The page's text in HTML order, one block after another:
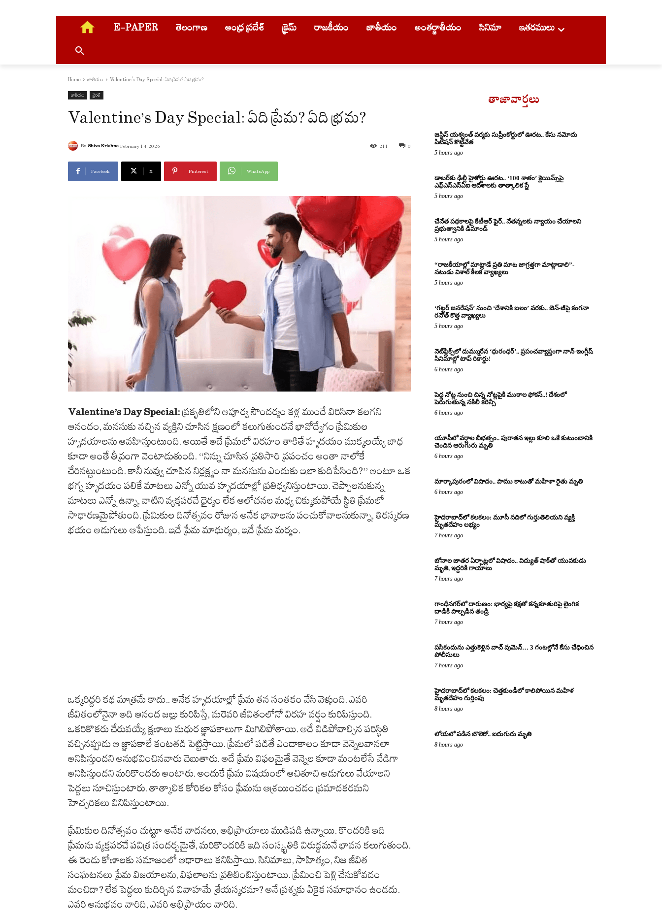
E-PAPER తెలంగాణ ఆంధ్ర ప్రదేశ్ క్రైమ్ రాజకీయం జాతీయం అంతర్జాతీయం సినిమా ఇతరములు
Home జాతీయం Valentine's Day Special: ఏది ప్రేమ? ఏది భ్రమ?
జాతీయం వైరల్
Valentine’s Day Special: ఏది ప్రేమ? ఏది భ్రమ?
By Shiva Krishna February 14, 2026 0
211
Facebook X Pinterest WhatsApp
Valentine’s Day Special: ప్రకృతిలోని అపూర్వ సౌందర్యం కళ్ల ముందే విరిసినా కలగని
ఆనందం, మనసుకు నచ్చిన వ్యక్తిని చూసిన క్షణంలో కలుగుతుందనే భావోద్వేగం ప్రేమికుల
హృదయాలను ఆవహిస్తుంటుంది. అయితే అదే ప్రేమలో విరహం తాకితే హృదయం ముక్కలయ్యే బాధ
కూడా అంతే తీవ్రంగా వెంటాడుతుంది. ‘‘నిన్ను చూసిన ప్రతిసారి ప్రపంచం అంతా నాలోకే
చేరినట్టుంటుంది. కానీ నువ్వు చూపిన నిర్లక్ష్యం నా మనసును ఎందుకు ఇలా కుదిపేసింది?’’ అంటూ ఒక
భగ్న హృదయం పలికే మాటలు ఎన్నో యువ హృదయాల్లో ప్రతిధ్వనిస్తుంటాయి. చెప్పాలనుకున్న
మాటలు ఎన్నో ఉన్నా, వాటిని వ్యక్తపరచే ధైర్యం లేక ఆలోచనల మధ్య చిక్కుకుపోయే స్థితి ప్రేమలో
సాధారణమైపోతుంది. ప్రేమికుల దినోత్సవం రోజున అనేక భావాలను పంచుకోవాలనుకున్నా, తిరస్కరణ
భయం అడుగులు ఆపేస్తుంది. ఇదే ప్రేమ మాధుర్యం, ఇదే ప్రేమ మర్మం.
ఒక్కరిద్దరి కథ మాత్రమే కాదు.. అనేక హృదయాల్లో ప్రేమ తన సంతకం వేసి వెళ్తుంది. ఎవరి
జీవితంలోనైనా అది ఆనంద జల్లు కురిపిస్తే, మరెవరి జీవితంలోనో విరహ వర్షం కురిపిస్తుంది.
ఒకరికొకరు చేరువయ్యే క్షణాలు మధుర జ్ఞాపకాలుగా మిగిలిపోతాయి. అదే విడిపోవాల్సిన పరిస్థితి
వచ్చినప్పుడు ఆ జ్ఞాపకాలే కంటతడి పెట్టిస్తాయి. ప్రేమలో పడితే ఎండాకాలం కూడా వెన్నెలవానలా
అనిపిస్తుందని అనుభవించినవారు చెబుతారు. అదే ప్రేమ విఫలమైతే వెన్నెల కూడా మంటలేసే వేడిగా
అనిపిస్తుందని మరికొందరు అంటారు. అందుకే ప్రేమ విషయంలో ఆచితూచి అడుగులు వేయాలని
పెద్దలు సూచిస్తుంటారు. తాత్కాలిక కోరికల కోసం ప్రేమను ఆశ్రయించడం ప్రమాదకరమని
హెచ్చరికలు వినిపిస్తుంటాయి.
ప్రేమికుల దినోత్సవం చుట్టూ అనేక వాదనలు, అభిప్రాయాలు ముడిపడి ఉన్నాయి. కొందరికి ఇది
ప్రేమను వ్యక్తపరచే పవిత్ర సందర్భమైతే, మరికొందరికి ఇది సంస్కృతికి విరుద్ధమనే భావన కలుగుతుంది.
ఈ రెండు కోణాలకు సమాజంలో ఆధారాలు కనిపిస్తాయి. సినిమాలు, సాహిత్యం, నిజ జీవిత
సంఘటనలు ప్రేమ విజయాలను, విఫలాలను ప్రతిబింబిస్తుంటాయి. ప్రేమించి పెళ్లి చేసుకోవడం
మంచిదా? లేక పెద్దలు కుదిర్చిన వివాహమే శ్రేయస్కరమా? అనే ప్రశ్నకు ఏకైక సమాధానం ఉండదు.
ఎవరి అనుభవం వారిది, ఎవరి అభిప్రాయం వారిది.
తాజావార్తలు
జస్టిస్ యశ్వంత్ వర్మకు సుప్రీంకోర్టులో ఊరట.. కేసు నమోదు
పిటిషన్ కొట్టివేత
5 hours ago
డాబర్‌కు ఢిల్లీ హైకోర్టు ఊరట.. ‘100 శాతం’ క్లెయిమ్స్‌పై
ఎఫ్‌ఎస్‌ఎస్‌ఏఐ ఆదేశాలకు తాత్కాలిక స్టే
5 hours ago
చేనేత పథకాలపై కేటీఆర్ ఫైర్.. నేతన్నలకు న్యాయం చేయాలని
ప్రభుత్వానికి డిమాండ్
5 hours ago
“రాజకీయాల్లో మాట్లాడే ప్రతి మాట జాగ్రత్తగా మాట్లాడాలి”-
నటుడు విశాల్ కీలక వ్యాఖ్యలు
5 hours ago
‘గట్టర్ జనరేషన్’ నుంచి ‘దేశానికి బలం’ వరకు.. జెన్-జీపై కంగనా
రనౌత్ కొత్త వ్యాఖ్యలు
5 hours ago
నెట్‌ఫ్లిక్స్‌లో దుమ్మురేన ‘ధురంధర్’.. ప్రపంచవ్యాప్తంగా నాన్-ఇంగ్లీష్
సినిమాల్లో టాప్ రికార్డు!
6 hours ago
పెద్ద నోట్ల నుంచి చిన్న నోట్లపైకి ముఠాల ఫోకస్..! దేశంలో
పెరుగుతున్న నకిలీ కరెన్సీ
6 hours ago
యూపీలో వర్షాల బీభత్సం.. పురాతన ఇల్లు కూలి ఒకే కుటుంబానికి
చెందిన ఆరుగురు మృతి
6 hours ago
మార్కాపురంలో విషాదం.. పాము కాటుతో మహిళా రైతు మృతి
6 hours ago
హైదరాబాద్‌లో కలకలం: మూసీ నదిలో గుర్తుతెలియని వ్యక్తి
మృతదేహం లభ్యం
7 hours ago
బోనాల జాతర ఏర్పాట్లలో విషాదం.. విద్యుత్ షాక్‌తో యువకుడు
మృతి, ఇద్దరికి గాయాలు
7 hours ago
గాంధీనగర్‌లో దారుణం: భార్యపై కక్షతో కన్నకూతురిపై లైంగిక
దాడికి పాల్పడిన తండ్రి
7 hours ago
పసికందును ఎత్తుకెళ్లిన వాచ్ వుమెన్… 3 గంటల్లోనే కేసు చేధించిన
పోలీసులు
7 hours ago
హైదరాబాద్‌లో కలకలం: చెత్తకుండీలో కాలిపోయిన మహిళ
మృతదేహం గుర్తింపు
8 hours ago
లోయలో పడిన బొలెరో.. ఐదుగురు మృతి
8 hours ago